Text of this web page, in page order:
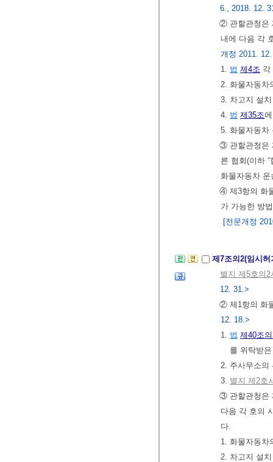
6., 2018. 12.
② 관할관청은
내에 다음 각
개정 2011.
1. 법 제4조 각
2. 화물자동차
3. 차고지 설
4. 법 제35조
5. 화물자동차
③ 관할관청은
른 협회(이하
화물자동차
④ 제3항의 화
가 가능한 방
[전문개정
제7조의2(임시
별지 제5호의2
12. 31.>
② 제1항의 화
12. 18.>
1. 법 제40조
를 위탁받
2. 주사무소의
3. 별지 제2호
③ 관할관청은
다음 각 호의
다.
1. 화물자동차
2. 차고지 설